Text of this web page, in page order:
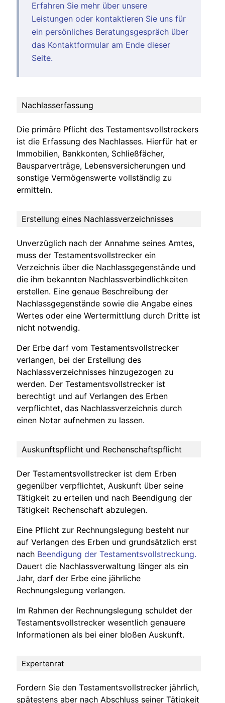
Erfahren Sie mehr über unsere
Leistungen oder kontaktieren Sie uns für
ein persönliches Beratungsgespräch über
das Kontaktformular am Ende dieser
Seite.
Nachlasserfassung
Die primäre Pflicht des Testamentsvollstreckers
ist die Erfassung des Nachlasses. Hierfür hat er
Immobilien, Bankkonten, Schließfächer,
Bausparverträge, Lebensversicherungen und
sonstige Vermögenswerte vollständig zu
ermitteln.
Erstellung eines Nachlassverzeichnisses
Unverzüglich nach der Annahme seines Amtes,
muss der Testamentsvollstrecker ein
Verzeichnis über die Nachlassgegenstände und
die ihm bekannten Nachlassverbindlichkeiten
erstellen. Eine genaue Beschreibung der
Nachlassgegenstände sowie die Angabe eines
Wertes oder eine Wertermittlung durch Dritte ist
nicht notwendig.
Der Erbe darf vom Testamentsvollstrecker
verlangen, bei der Erstellung des
Nachlassverzeichnisses hinzugezogen zu
werden. Der Testamentsvollstrecker ist
berechtigt und auf Verlangen des Erben
verpflichtet, das Nachlassverzeichnis durch
einen Notar aufnehmen zu lassen.
Auskunftspflicht und Rechenschaftspflicht
Der Testamentsvollstrecker ist dem Erben
gegenüber verpflichtet, Auskunft über seine
Tätigkeit zu erteilen und nach Beendigung der
Tätigkeit Rechenschaft abzulegen.
Eine Pflicht zur Rechnungslegung besteht nur
auf Verlangen des Erben und grundsätzlich erst
nach Beendigung der Testamentsvollstreckung.
Dauert die Nachlassverwaltung länger als ein
Jahr, darf der Erbe eine jährliche
Rechnungslegung verlangen.
Im Rahmen der Rechnungslegung schuldet der
Testamentsvollstrecker wesentlich genauere
Informationen als bei einer bloßen Auskunft.
Expertenrat
Fordern Sie den Testamentsvollstrecker jährlich,
spätestens aber nach Abschluss seiner Tätigkeit